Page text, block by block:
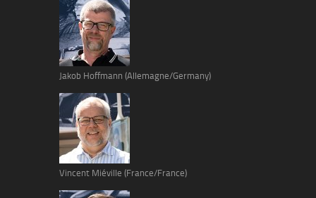
Jakob Hoffmann (Allemagne/Germany)
Vincent Miéville (France/France)